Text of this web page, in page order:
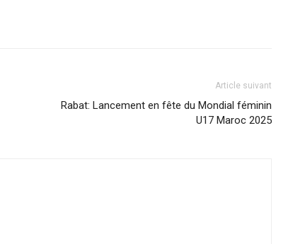
Article suivant
Rabat: Lancement en fête du Mondial féminin
U17 Maroc 2025